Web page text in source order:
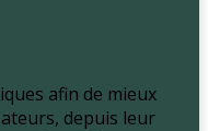
afin de mieux
depuis leur